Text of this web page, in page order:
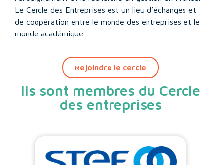
Le Cercle des Entreprises est un lieu d’échanges et
de coopération entre le monde des entreprises et le
monde académique.
Rejoindre le cercle
Ils sont membres du Cercle
des entreprises